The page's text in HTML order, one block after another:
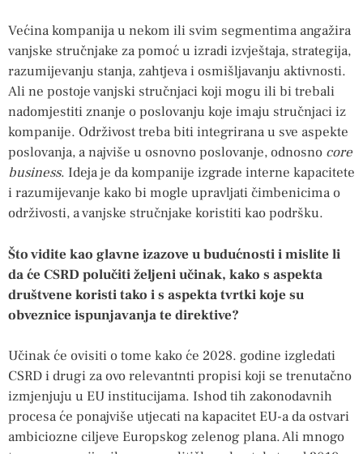
Većina kompanija u nekom ili svim segmentima angažira
vanjske stručnjake za pomoć u izradi izvještaja, strategija,
razumijevanju stanja, zahtjeva i osmišljavanju aktivnosti.
Ali ne postoje vanjski stručnjaci koji mogu ili bi trebali
nadomjestiti znanje o poslovanju koje imaju stručnjaci iz
kompanije. Održivost treba biti integrirana u sve aspekte
poslovanja, a najviše u osnovno poslovanje, odnosno core
business. Ideja je da kompanije izgrade interne kapacitete
i razumijevanje kako bi mogle upravljati čimbenicima o
održivosti, a vanjske stručnjake koristiti kao podršku.
Što vidite kao glavne izazove u budućnosti i mislite li
da će CSRD polučiti željeni učinak, kako s aspekta
društvene koristi tako i s aspekta tvrtki koje su
obveznice ispunjavanja te direktive?
Učinak će ovisiti o tome kako će 2028. godine izgledati
CSRD i drugi za ovo relevantnti propisi koji se trenutačno
izmjenjuju u EU institucijama. Ishod tih zakonodavnih
procesa će ponajviše utjecati na kapacitet EU-a da ostvari
ambiciozne ciljeve Europskog zelenog plana. Ali mnogo